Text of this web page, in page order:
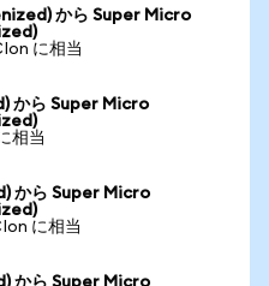
から Super Micro
に相当
から Super Micro
相当
から Super Micro
に相当
から Super Micro